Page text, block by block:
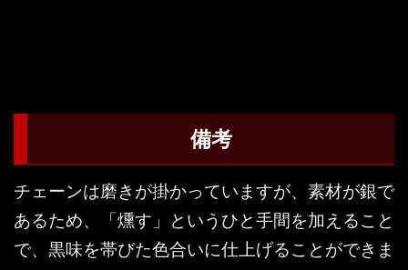
備考
チェーンは磨きが掛かっていますが、素材が銀で
あるため、「燻す」というひと手間を加えること
で、黒味を帯びた色合いに仕上げることができま